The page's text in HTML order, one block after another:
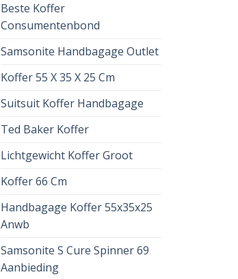
Beste Koffer
Consumentenbond
Samsonite Handbagage Outlet
Koffer 55 X 35 X 25 Cm
Suitsuit Koffer Handbagage
Ted Baker Koffer
Lichtgewicht Koffer Groot
Koffer 66 Cm
Handbagage Koffer 55x35x25
Anwb
Samsonite S Cure Spinner 69
Aanbieding